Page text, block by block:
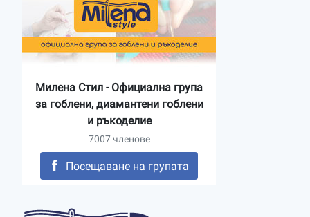
Милена Стил - Официална група
за гоблени, диамантени гоблени
и ръкоделие
7007 членове
Посещаване на групата